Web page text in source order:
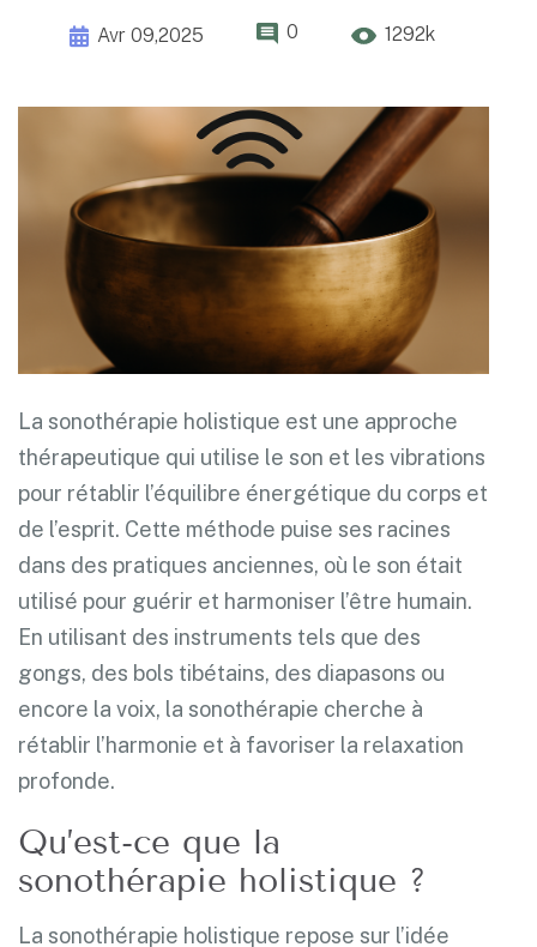
Avr 09,2025 0 1292k
La sonothérapie holistique est une approche
thérapeutique qui utilise le son et les vibrations
pour rétablir l’équilibre énergétique du corps et
de l’esprit. Cette méthode puise ses racines
dans des pratiques anciennes, où le son était
utilisé pour guérir et harmoniser l’être humain.
En utilisant des instruments tels que des
gongs, des bols tibétains, des diapasons ou
encore la voix, la sonothérapie cherche à
rétablir l’harmonie et à favoriser la relaxation
profonde.
Qu’est-ce que la
sonothérapie holistique ?
La sonothérapie holistique repose sur l’idée